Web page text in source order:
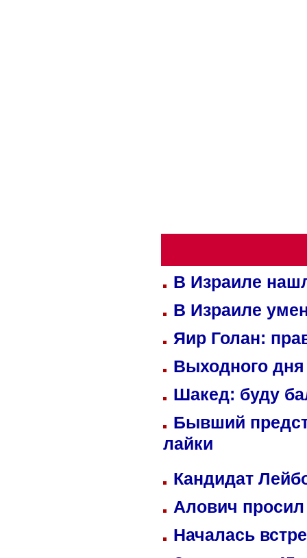
В Израиле
В Израиле
Яир Голан:
Выходного
Шакед: буду
Бывший
лайки
Кандидат
Алович просил
Началась